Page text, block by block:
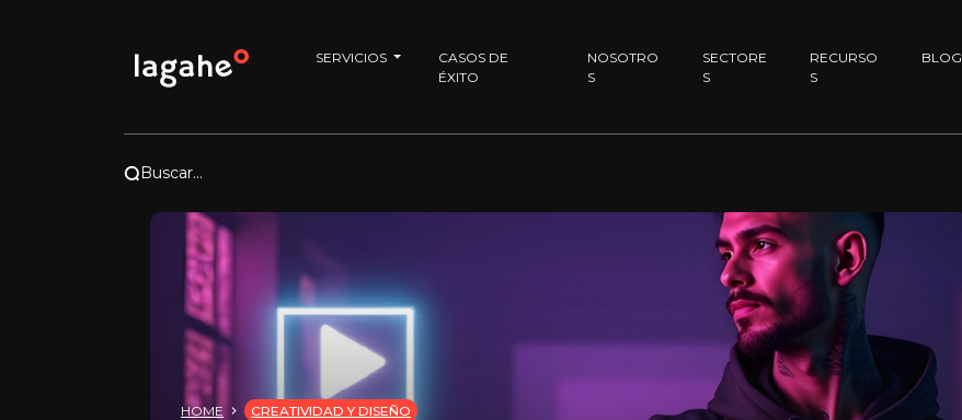
SERVICIOS
CASOS DE
ÉXITO
NOSOTRO
S
SECTORE
S
RECURSO
S
BLOG
Buscar...
HOME CREATIVIDAD Y DISEÑO